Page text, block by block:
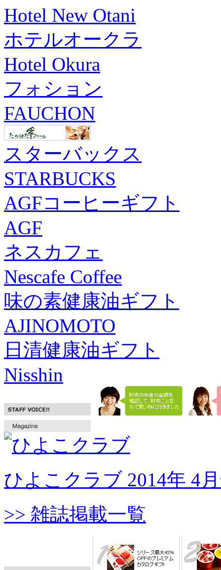
Hotel New Otani
ホテルオークラ
Hotel Okura
フォション
FAUCHON
スターバックス
STARBUCKS
AGFコーヒーギフト
AGF
ネスカフェ
Nescafe Coffee
味の素健康油ギフト
AJINOMOTO
日清健康油ギフト
Nisshin
ひよこクラブ 2014年 4
>> 雑誌掲載一覧